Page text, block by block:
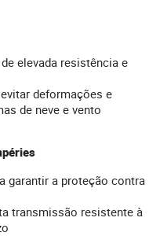
elevada resistência e
deformações e
de neve e vento
garantir a proteção contra
transmissão resistente à